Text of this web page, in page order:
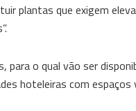
plantas que exigem
o qual vão ser
hoteleiras com